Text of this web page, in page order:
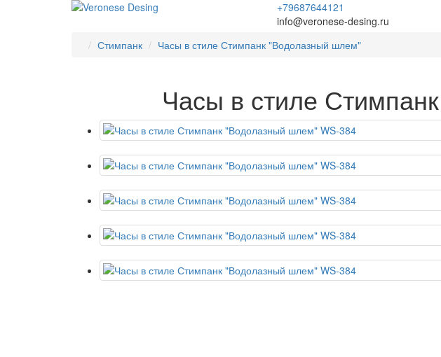
+79687644121
info@veronese-desing.ru
Стимпанк
Часы в стиле Стимпанк "Водолазный шлем"
Часы в стиле